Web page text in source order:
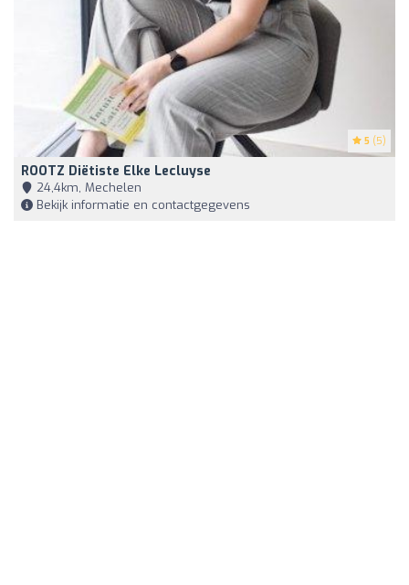
5 (5)
ROOTZ Diëtiste Elke Lecluyse
24,4km, Mechelen
Bekijk informatie en contactgegevens